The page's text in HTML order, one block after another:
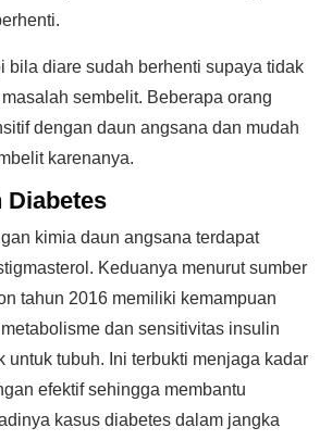
bila diare sudah berhenti supaya tidak
sembelit. Beberapa orang
dengan daun angsana dan mudah
karenanya.
Diabetes
kimia daun angsana terdapat
Keduanya menurut sumber
tahun 2016 memiliki kemampuan
dan sensitivitas insulin
untuk tubuh. Ini terbukti menjaga kadar
efektif sehingga membantu
kasus diabetes dalam jangka